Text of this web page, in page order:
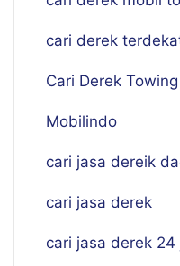
cari derek
Cari Derek
Mobilindo
cari jasa dereik
cari jasa derek
cari jasa derek